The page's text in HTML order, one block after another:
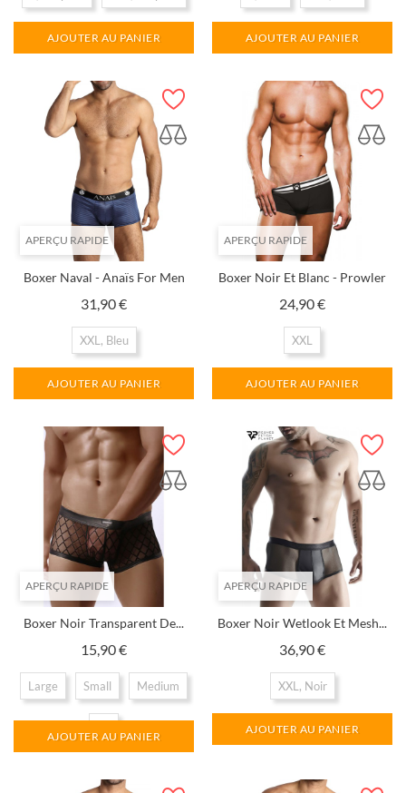
AJOUTER AU PANIER AJOUTER AU PANIER
APERÇU RAPIDE
Boxer Naval - Anaïs For Men
31,90 €Prix
XXL, Bleu
AJOUTER AU PANIER
APERÇU RAPIDE
Boxer Noir Et Blanc - Prowler
24,90 €Prix
XXL
AJOUTER AU PANIER
APERÇU RAPIDE
Boxer Noir Transparent De...
15,90 €Prix
Large Small Medium
AJOUTER AU PANIER
APERÇU RAPIDE
Boxer Noir Wetlook Et Mesh...
36,90 €Prix
XXL, Noir
AJOUTER AU PANIER